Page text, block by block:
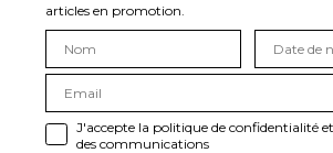
articles en promotion.
J'accepte la politique de confidentialité
des communications